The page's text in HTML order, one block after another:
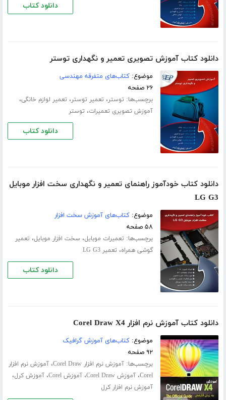
دانلود کتاب
دانلود کتاب آموزش تصویری تعمیر و نگهداری توستر
موضوع:کتاب‌های متفرقه مهندسی
۲۶ صفحه
برچسب‌ها: توستر، تعمیر توستر، تعمیر لوازم خانگی،
آموزش تصویری تعمیرات، توستر
دانلود کتاب
دانلود کتاب خودآموز راهنمای تعمیر و نگهداری سخت افزار موبایل
LG G3
موضوع:کتاب‌های آموزش سخت افزار
۵۸ صفحه
برچسب‌ها: تعمیرات موبایل، سخت افزار موبایل، تعمیر
گوشی همراه، تعمیر LG G3
دانلود کتاب
دانلود کتاب آموزش نرم افزار Corel Draw X4
موضوع:کتاب‌های آموزش گرافیک
۹۲ صفحه
برچسب‌ها:آموزش نرم افزار Corel Draw ،آموزش نرم افزار
Corel،آموزش Corel Draw ،آموزش Corel ،آموزش کرل،
آموزش نرم افزار کرل